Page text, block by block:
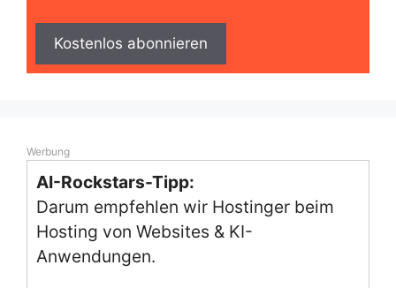
Werbung
AI-Rockstars-Tipp:
Darum empfehlen wir Hostinger beim
Hosting von Websites & KI-
Anwendungen.